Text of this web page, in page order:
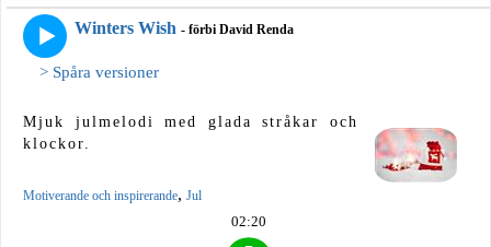
Winters Wish - förbi David Renda
> Spåra versioner
Mjuk julmelodi med glada stråkar och
klockor.
Motiverande och inspirerande, Jul
02:20